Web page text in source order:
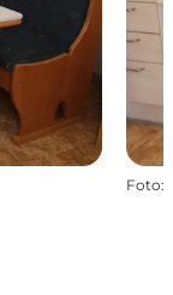
Foto: